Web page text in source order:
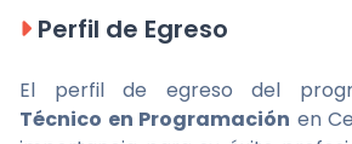
Perfil de Egreso
El perfil de egreso del
Técnico en Programación en